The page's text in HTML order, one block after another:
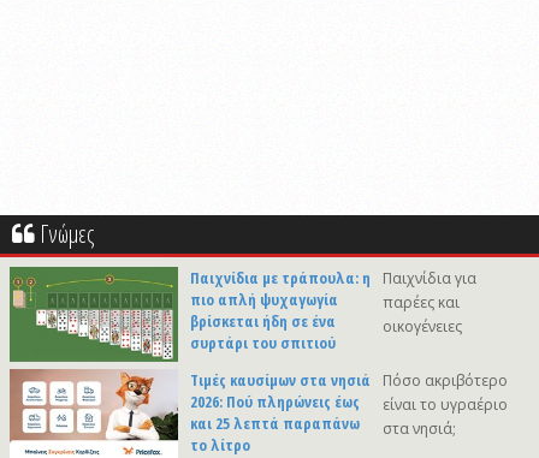
Γνώμες
Παιχνίδια με τράπουλα: η
πιο απλή ψυχαγωγία
βρίσκεται ήδη σε ένα
συρτάρι του σπιτιού
Παιχνίδια για
παρέες και
οικογένειες
Τιμές καυσίμων στα νησιά
2026: Πού πληρώνεις έως
και 25 λεπτά παραπάνω
το λίτρο
Πόσο ακριβότερο
είναι το υγραέριο
στα νησιά;